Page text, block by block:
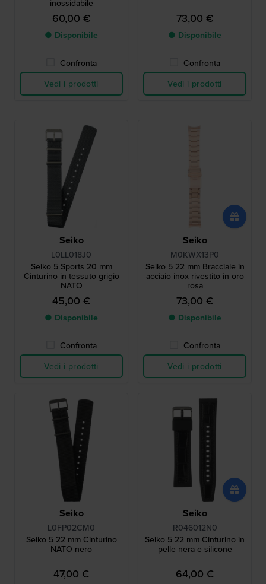
inossidabile
60,00 €
● Disponibile
Confronta
Vedi i prodotti
73,00 €
● Disponibile
Confronta
Vedi i prodotti
Seiko
L0LL018J0
Seiko 5 Sports 20 mm
Cinturino in tessuto grigio
NATO
45,00 €
● Disponibile
Confronta
Vedi i prodotti
Seiko
M0KWX13P0
Seiko 5 22 mm Bracciale in
acciaio inox rivestito in oro
rosa
73,00 €
● Disponibile
Confronta
Vedi i prodotti
Seiko
L0FP02CM0
Seiko 5 22 mm Cinturino
NATO nero
47,00 €
Seiko
R046012N0
Seiko 5 22 mm Cinturino in
pelle nera e silicone
64,00 €